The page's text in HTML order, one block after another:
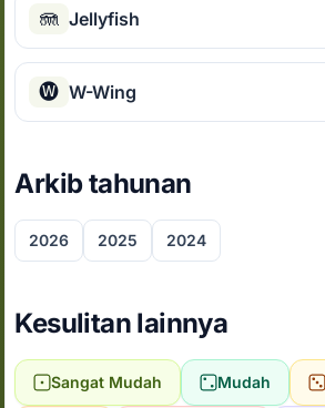
🪼 Jellyfish
🅦 W-Wing
Arkib tahunan
2026 2025 2024
Kesulitan lainnya
Sangat Mudah Mudah